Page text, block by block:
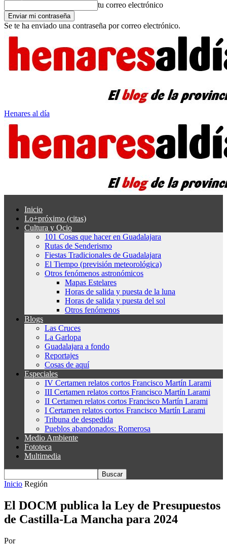
tu correo electrónico
Se te ha enviado una contraseña por correo electrónico.
Henares al día
Inicio
Lo+próximo (citas)
Cultura y Ocio
101 Cosas que hacer en Guadalajara
Rutas de Senderismo
Fiestas Tradicionales de Guadalajara
El Tiempo (previsión meteorológica)
Otros fenómenos astronómicos
Mapas Estelares
Horas de salida y puesta de la luna
Horas de salida y puesta del sol
Otros fenómenos
Blogs
Las Cruces
La Garlopa
Guadalajara a fondo
Reportajes
Cosas de aquí
Especiales
IV Certamen relatos cortos Francisco Martín Larami
III Certamen relatos cortos Francisco Martín Larami
II Certamen relatos cortos Francisco Martín Larami
I Certamen relatos cortos Francisco Martín Larami
Tribuna de despedida
Pueblos abandonados: Romerosa
Medio Ambiente
Fototeca
Multimedia
Inicio Región
El DOCM publica la Ley de Presupuestos
de Castilla-La Mancha para 2024
Por